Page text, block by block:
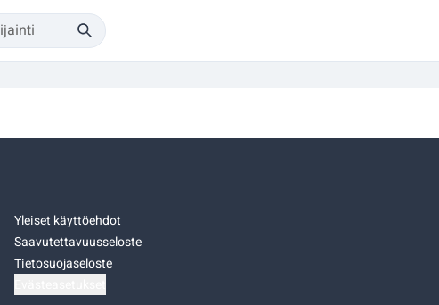
Yleiset käyttöehdot
Saavutettavuusseloste
Tietosuojaseloste